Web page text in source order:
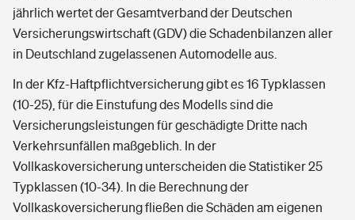
jährlich wertet der Gesamtverband der Deutschen
Versicherungswirtschaft (GDV) die Schadenbilanzen aller
in Deutschland zugelassenen Automodelle aus.
In der Kfz-Haftpflichtversicherung gibt es 16 Typklassen
(10-25), für die Einstufung des Modells sind die
Versicherungsleistungen für geschädigte Dritte nach
Verkehrsunfällen maßgeblich. In der
Vollkaskoversicherung unterscheiden die Statistiker 25
Typklassen (10-34). In die Berechnung der
Vollkaskoversicherung fließen die Schäden am eigenen